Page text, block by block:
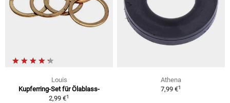
Louis
Kupferring-Set für Ölablass-
2,99 €1
Athena
7,99 €1